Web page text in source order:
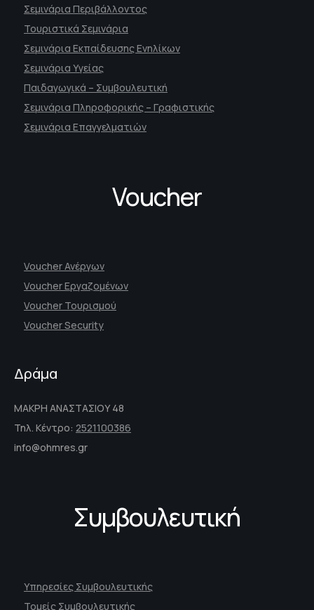
Σεμινάρια Περιβάλλοντος
Τουριστικά Σεμινάρια
Σεμινάρια Εκπαίδευσης Ενηλίκων
Σεμινάρια Υγείας
Παιδαγωγικά – Συμβουλευτική
Σεμινάρια Πληροφορικής – Γραφιστικής
Σεμινάρια Επαγγελματιών
Voucher
Voucher Ανέργων
Voucher Εργαζομένων
Voucher Τουρισμού
Voucher Security
Δράμα
ΜΑΚΡΗ ΑΝΑΣΤΑΣΙΟΥ 48
Τηλ. Κέντρο: 2521100386
info@ohmres.gr
Συμβουλευτική
Υπηρεσίες Συμβουλευτικής
Τομείς Συμβουλευτικής